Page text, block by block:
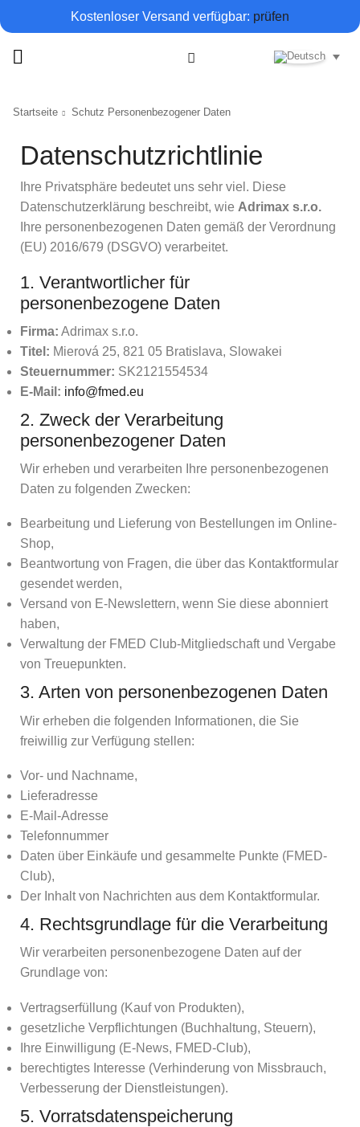
Kostenloser Versand verfügbar: prüfen
Startseite Schutz Personenbezogener Daten
Datenschutzrichtlinie
Ihre Privatsphäre bedeutet uns sehr viel. Diese
Datenschutzerklärung beschreibt, wie Adrimax s.r.o.
Ihre personenbezogenen Daten gemäß der Verordnung
(EU) 2016/679 (DSGVO) verarbeitet.
1. Verantwortlicher für
personenbezogene Daten
Firma: Adrimax s.r.o.
Titel: Mierová 25, 821 05 Bratislava, Slowakei
Steuernummer: SK2121554534
E-Mail: info@fmed.eu
2. Zweck der Verarbeitung
personenbezogener Daten
Wir erheben und verarbeiten Ihre personenbezogenen
Daten zu folgenden Zwecken:
Bearbeitung und Lieferung von Bestellungen im Online-
Shop,
Beantwortung von Fragen, die über das Kontaktformular
gesendet werden,
Versand von E-Newslettern, wenn Sie diese abonniert
haben,
Verwaltung der FMED Club-Mitgliedschaft und Vergabe
von Treuepunkten.
3. Arten von personenbezogenen Daten
Wir erheben die folgenden Informationen, die Sie
freiwillig zur Verfügung stellen:
Vor- und Nachname,
Lieferadresse
E-Mail-Adresse
Telefonnummer
Daten über Einkäufe und gesammelte Punkte (FMED-
Club),
Der Inhalt von Nachrichten aus dem Kontaktformular.
4. Rechtsgrundlage für die Verarbeitung
Wir verarbeiten personenbezogene Daten auf der
Grundlage von:
Vertragserfüllung (Kauf von Produkten),
gesetzliche Verpflichtungen (Buchhaltung, Steuern),
Ihre Einwilligung (E-News, FMED-Club),
berechtigtes Interesse (Verhinderung von Missbrauch,
Verbesserung der Dienstleistungen).
5. Vorratsdatenspeicherung